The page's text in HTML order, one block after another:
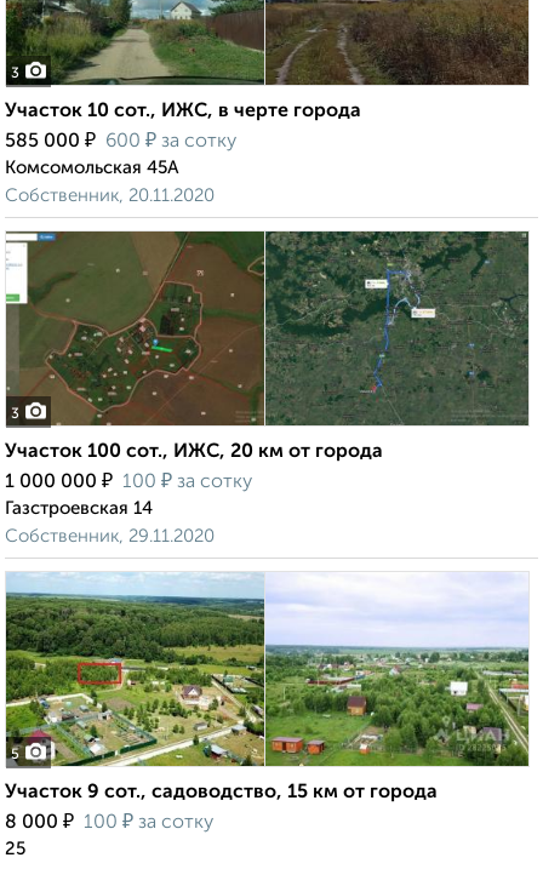
3
Участок 10 сот., ИЖС, в черте города
585 000 ₽ 600 ₽ за сотку
Комсомольская 45А
Собственник, 20.11.2020
3
Участок 100 сот., ИЖС, 20 км от города
1 000 000 ₽ 100 ₽ за сотку
Газстроевская 14
Собственник, 29.11.2020
5
Участок 9 сот., садоводство, 15 км от города
8 000 ₽ 100 ₽ за сотку
25